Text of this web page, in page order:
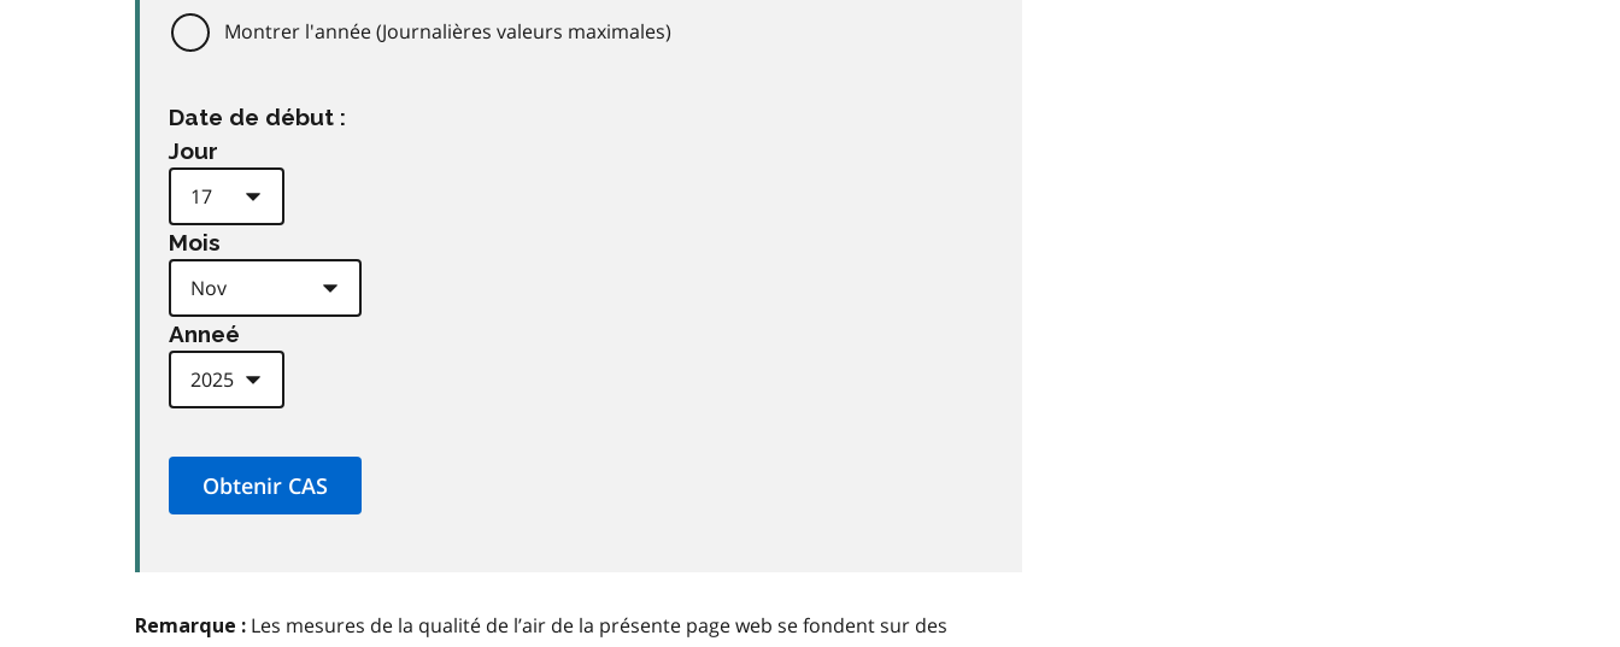
Montrer l'année (Journalières valeurs maximales)
Date de début :
Jour
Mois
Anneé
Remarque : Les mesures de la qualité de l’air de la présente page web se fondent sur des